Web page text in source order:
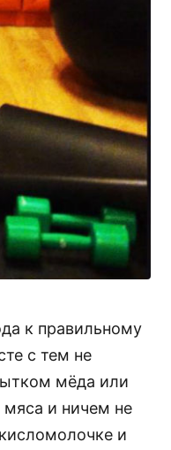
к правильному
с тем не
мёда или
мяса и ничем не
и